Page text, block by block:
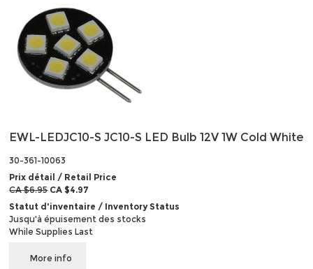
EWL-LEDJC10-S JC10-S LED Bulb 12V 1W Cold White
30-361-10063
Prix détail / Retail Price
CA $6.95CA $4.97
Statut d'inventaire / Inventory Status
Jusqu'à épuisement des stocks
While Supplies Last
More info